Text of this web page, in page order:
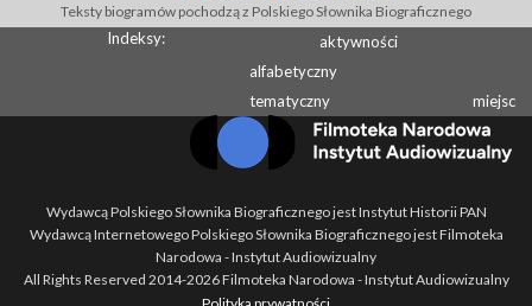
Teksty biogramów pochodzą z Polskiego Słownika Biograficznego
Indeksy:
aktywności
alfabetyczny
tematyczny
miejsc
Wydawcą Polskiego Słownika Biograficznego jest Instytut Historii PAN
Wydawcą Internetowego Polskiego Słownika Biograficznego jest Filmoteka
Narodowa - Instytut Audiowizualny
All Rights Reserved 2014-2026Filmoteka Narodowa - Instytut Audiowizualny